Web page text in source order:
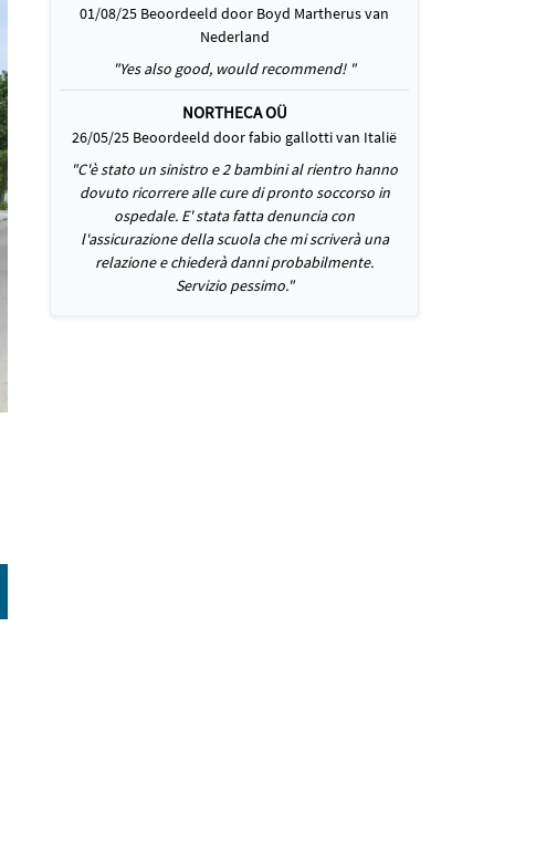
01/08/25 Beoordeeld door Boyd Martherus van
Nederland
"Yes also good, would recommend! "
NORTHECA OÜ
26/05/25 Beoordeeld door fabio gallotti van Italië
"C'è stato un sinistro e 2 bambini al rientro hanno
dovuto ricorrere alle cure di pronto soccorso in
ospedale. E' stata fatta denuncia con
l'assicurazione della scuola che mi scriverà una
relazione e chiederà danni probabilmente.
Servizio pessimo."